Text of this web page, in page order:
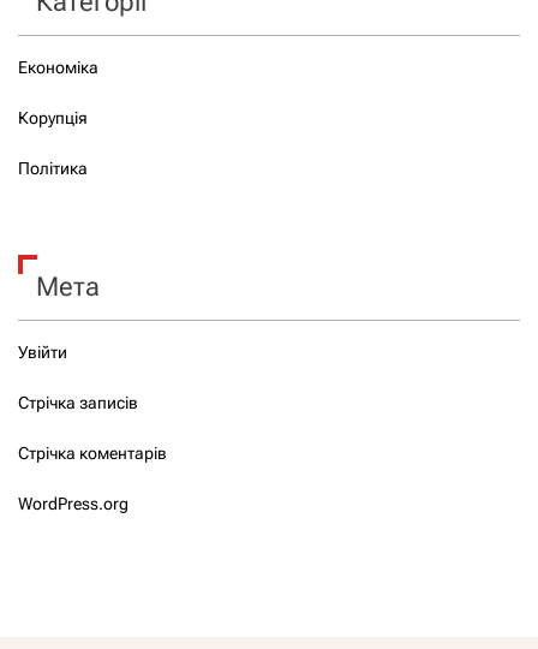
Економіка
Корупція
Політика
Мета
Увійти
Стрічка записів
Стрічка коментарів
WordPress.org